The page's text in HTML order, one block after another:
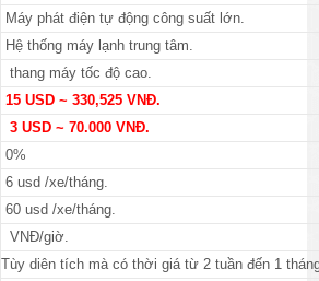
Máy phát điện tự động công suất lớn.
Hệ thống máy lạnh trung tâm.
thang máy tốc độ cao.
15 USD ~ 330,525 VNĐ.
3 USD ~ 70.000 VNĐ.
0%
6 usd /xe/tháng.
60 usd /xe/tháng.
VNĐ/giờ.
Tùy diên tích mà có thời giá từ 2 tuần đến 1